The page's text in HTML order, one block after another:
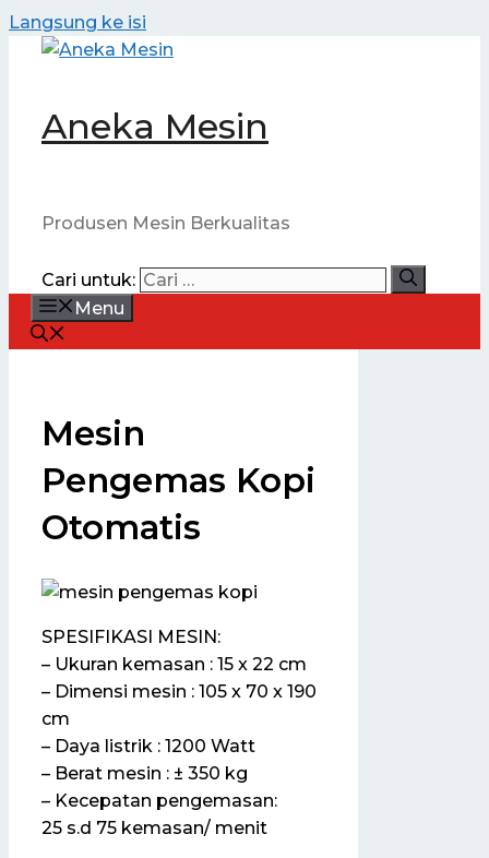
Langsung ke isi
Aneka Mesin
Produsen Mesin Berkualitas
Cari untuk:
Menu
Mesin
Pengemas Kopi
Otomatis
SPESIFIKASI MESIN:
– Ukuran kemasan : 15 x 22 cm
– Dimensi mesin : 105 x 70 x 190
cm
– Daya listrik : 1200 Watt
– Berat mesin : ± 350 kg
– Kecepatan pengemasan:
25 s.d 75 kemasan/ menit